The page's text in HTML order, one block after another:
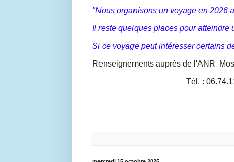
"Nous organisons un voyage en 2026
Il reste quelques places pour atteindre
Si ce voyage peut intéresser certains
Renseignements auprès de l'ANR
Tél. :